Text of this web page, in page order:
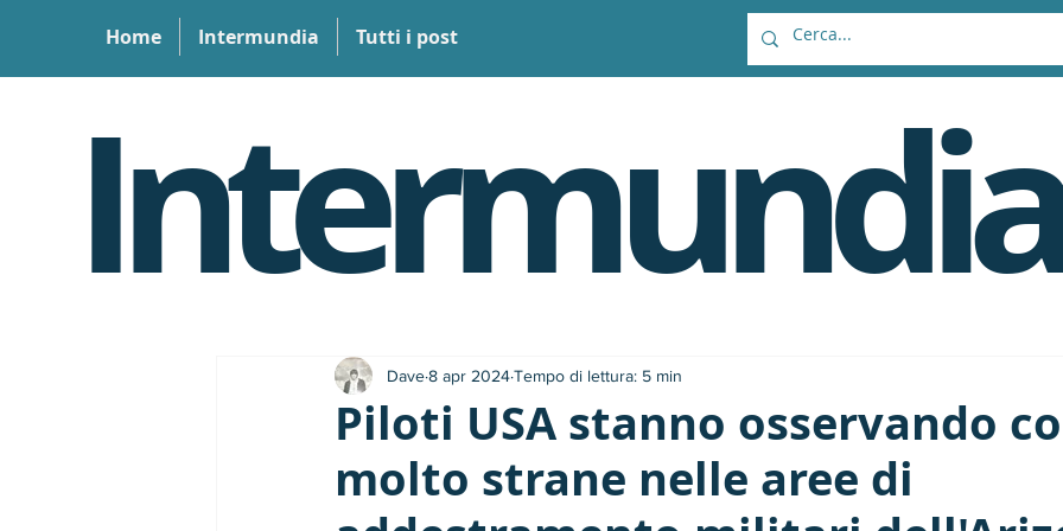
Home Intermundia Tutti i post
Intermundia
Piloti USA stanno osservando
molto strane nelle aree di
Dave8 apr 2024Tempo di lettura: 5 min